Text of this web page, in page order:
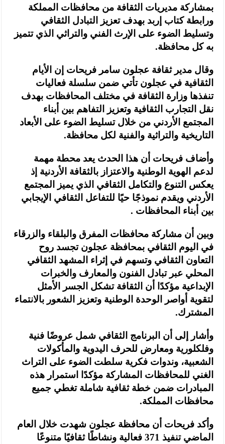
بمشاركة مديريات الثقافة من محافظات المملكة
ورابطة كتاب إربد بهدف تعزيز التبادل الثقافي
وتسليط الضوء على الإرث الفني والتراثي الذي تتميز
به كل محافظة.
وقال مدير ثقافة عجلون سامر فريحات إن الأيام
الثقافية في عجلون تأتي ضمن سلسلة فعاليات
تنفذها وزارة الثقافة في مختلف المحافظات بهدف
نقل التجارب الثقافية وتعزيز التفاهم بين أبناء
المجتمع الأردني من خلال تسليط الضوء على الأبعاد
التاريخية والتراثية والفنية لكل محافظة.
وأضاف فريحات أن هذا الحدث يعد محطة مهمة
لدعم الهوية الوطنية والاعتزاز بالثقافة الأردنية إذ
يعكس التنوع والتكامل الثقافي الذي يميز المجتمع
الأردني ويقدم نموذجًا حيًا للتفاعل الثقافي الإيجابي
بين أبناء المحافظات .
وبين أن مشاركة محافظات المفرق والبلقاء والزرقاء
في اليوم الثقافي بمحافظة عجلون تجسد روح
التعاون الثقافي وتسهم في إثراء المشهد الثقافي
المحلي عبر تبادل الفنون والمعارف والخبرات
الإبداعية مؤكدًا أن الثقافة تشكل الجسر الأمثل
لتقوية أواصر الوحدة الوطنية وتعزيز الشعور بالانتماء
المشترك.
وأشار إلى أن البرنامج الثقافي شمل عروضًا فنية
وفلكلورية ومعارض للحرف اليدوية والمأكولات
الشعبية، وندوات فكرية سلطت الضوء على التراث
الغني للمحافظات المشاركة مؤكدًا استمرار هذه
المبادرات ضمن خطة ثقافية شاملة تغطي جميع
محافظات المملكة.
وأكد فريحات أن محافظة عجلون شهدت خلال العام
الماضي تنفيذ 371 فعالية ونشاطًا ثقافيًا متنوعًا